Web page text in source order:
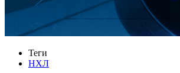
Теги
НХЛ